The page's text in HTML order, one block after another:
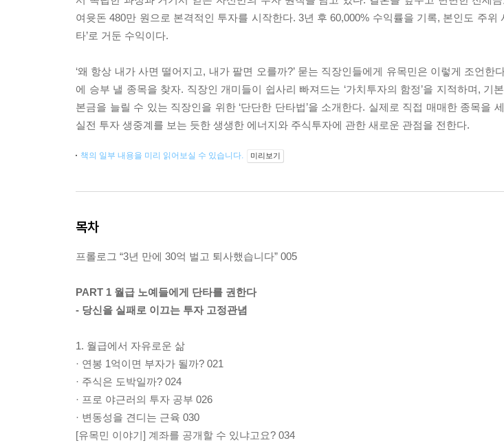
여윳돈 480만 원으로 본격적인 투자를 시작한다. 3년 후 60,000% 수익률을 기록, 본인도 주위
타’로 거둔 수익이다.
‘왜 항상 내가 사면 떨어지고, 내가 팔면 오를까?’ 묻는 직장인들에게 유목민은 이렇게 조언
에 승부 낼 종목을 찾자. 직장인 개미들이 쉽사리 빠져드는 ‘가치투자의 함정’을 지적하며,
본금을 늘릴 수 있는 직장인을 위한 ‘단단한 단타법’을 소개한다. 실제로 직접 매매한 종목을
실전 투자 생중계를 보는 듯한 생생한 에너지와 주식투자에 관한 새로운 관점을 전한다.
책의 일부 내용을 미리 읽어보실 수 있습니다. 미리보기
목차
프롤로그 “3년 만에 30억 벌고 퇴사했습니다” 005
PART 1 월급 노예들에게 단타를 권한다
- 당신을 실패로 이끄는 투자 고정관념
1. 월급에서 자유로운 삶
· 연봉 1억이면 부자가 될까? 021
· 주식은 도박일까? 024
· 프로 야근러의 투자 공부 026
· 변동성을 견디는 근육 030
[유목민 이야기] 계좌를 공개할 수 있냐고요? 034